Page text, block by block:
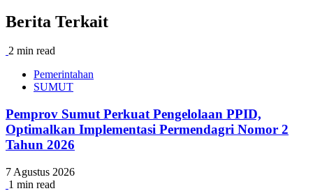
Berita Terkait
2 min read
Pemerintahan
SUMUT
Pemprov Sumut Perkuat Pengelolaan PPID,
Optimalkan Implementasi Permendagri Nomor 2
Tahun 2026
7 Agustus 2026
1 min read